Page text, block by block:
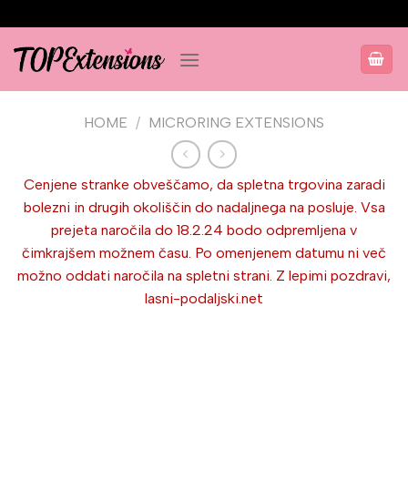
ai
contenuti
HOME / MICRORING EXTENSIONS
Cenjene stranke obveščamo, da spletna trgovina zaradi
bolezni in drugih okoliščin do nadaljnega na posluje. Vsa
prejeta naročila do 18.2.24 bodo odpremljena v
čimkrajšem možnem času. Po omenjenem datumu ni več
možno oddati naročila na spletni strani. Z lepimi pozdravi,
lasni-podaljski.net